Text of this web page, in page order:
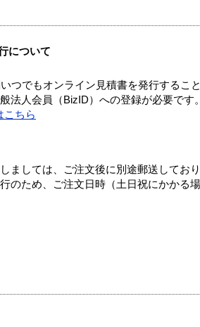
について
つでもオンライン見積書を発行すること
法人会員（BizID）への登録が必要です。
こちら
ましては、ご注文後に別途郵送しており
のため、ご注文日時（土日祝にかかる